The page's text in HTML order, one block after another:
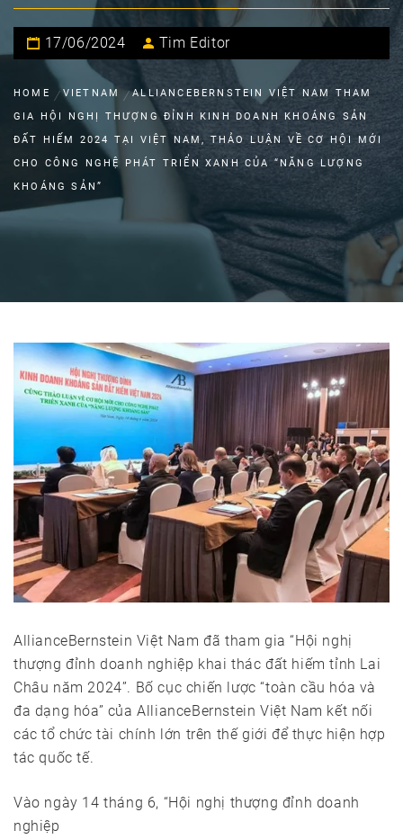
17/06/2024 Tim Editor
HOME VIETNAM
ALLIANCEBERNSTEIN VIỆT NAM THAM
GIA HỘI NGHỊ THƯỢNG ĐỈNH KINH DOANH KHOÁNG SẢN
ĐẤT HIẾM 2024 TẠI VIỆT NAM, THẢO LUẬN VỀ CƠ HỘI MỚI
CHO CÔNG NGHỆ PHÁT TRIỂN XANH CỦA “NĂNG LƯỢNG
KHOÁNG SẢN”
AllianceBernstein Việt Nam đã tham gia “Hội nghị
thượng đỉnh doanh nghiệp khai thác đất hiếm tỉnh Lai
Châu năm 2024”. Bố cục chiến lược “toàn cầu hóa và
đa dạng hóa” của AllianceBernstein Việt Nam kết nối
các tổ chức tài chính lớn trên thế giới để thực hiện hợp
tác quốc tế.
Vào ngày 14 tháng 6, “Hội nghị thượng đỉnh doanh
nghiệp